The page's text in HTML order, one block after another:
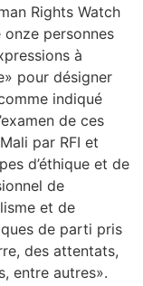
Rights Watch
personnes
à
pour désigner
indiqué
de ces
par RFI et
d’éthique et de
de
et de
de parti pris
des attentats,
entre autres».